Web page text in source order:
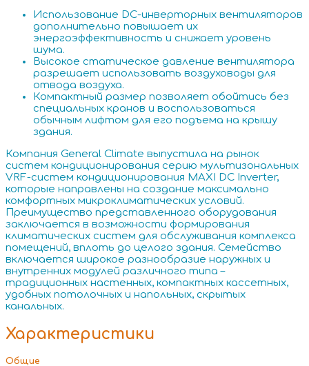
Использование DC-инверторных вентиляторов
дополнительно повышает их
энергоэффективность и снижает уровень
шума.
Высокое статическое давление вентилятора
разрешает использовать воздуховоды для
отвода воздуха.
Компактный размер позволяет обойтись без
специальных кранов и воспользоваться
обычным лифтом для его подъема на крышу
здания.
Компания General Climate выпустила на рынок
систем кондиционирования серию мультизональных
VRF-систем кондиционирования MAXI DC Inverter,
которые направлены на создание максимально
комфортных микроклиматических условий.
Преимущество представленного оборудования
заключается в возможности формирования
климатических систем для обслуживания комплекса
помещений, вплоть до целого здания. Семейство
включается широкое разнообразие наружных и
внутренних модулей различного типа –
традиционных настенных, компактных кассетных,
удобных потолочных и напольных, скрытых
канальных.
Характеристики
Общие